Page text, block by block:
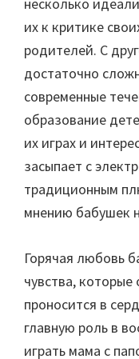
их к критике
родителей. С
достаточно
современные
образование
их играх и
засыпает с
традиционным
мнению бабушек
Горячая любовь
чувства,
проносится в
главную роль в
играть мама с